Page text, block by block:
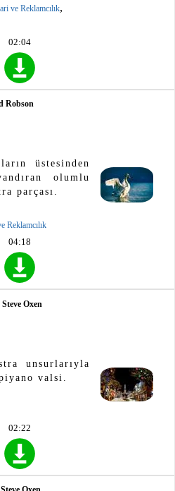
ve Reklamcılık,
02:04
Robson
üstesinden
olumlu
parçası.
Reklamcılık
04:18
Steve Oxen
unsurlarıyla
valsi.
02:22